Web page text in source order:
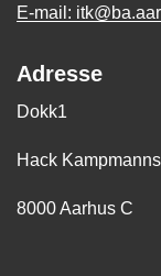
E-mail:
Adresse
Dokk1
Hack
8000 Aarhus C